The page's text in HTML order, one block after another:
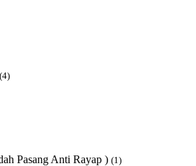
(4)
Pasang Anti Rayap ) (1)